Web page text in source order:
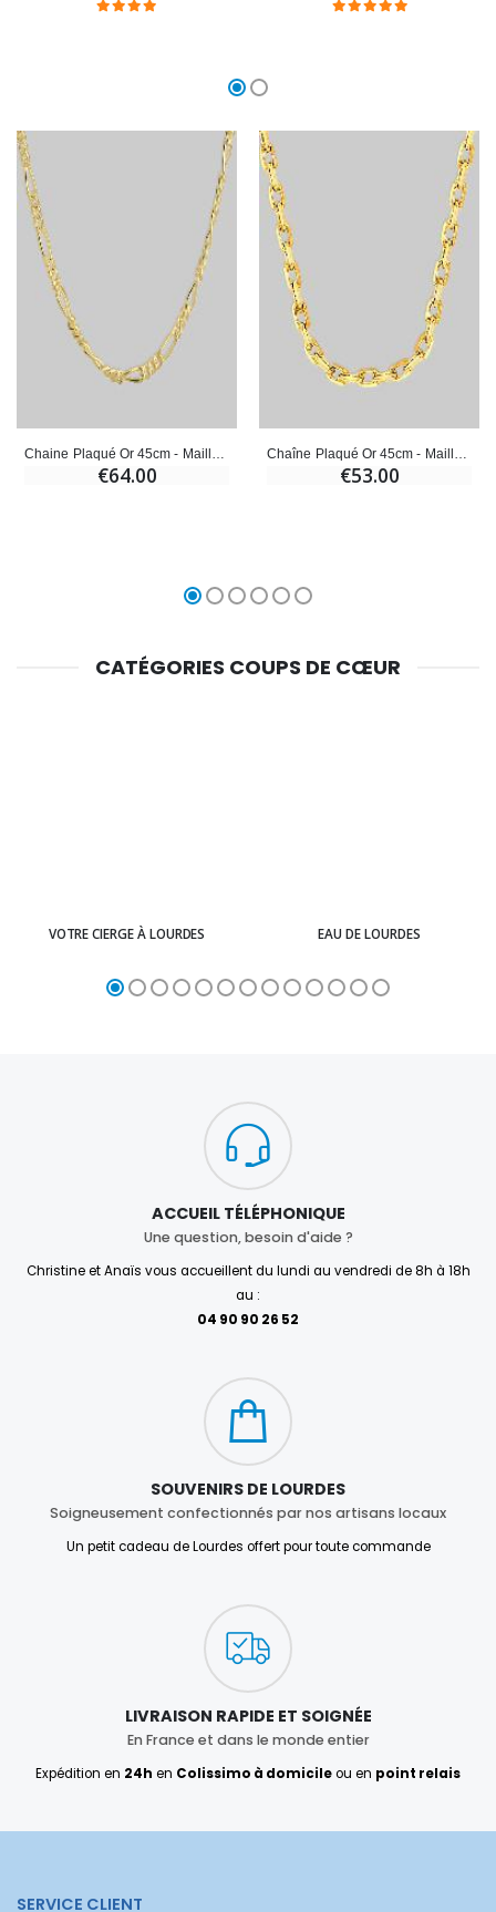
€64.00 €53.00
CATÉGORIES COUPS DE CŒUR
VOTRE CIERGE À LOURDES EAU DE LOURDES
ACCUEIL TÉLÉPHONIQUE
Une question, besoin d'aide ?
Christine et Anaïs vous accueillent du lundi au vendredi de 8h à 18h
au :
04 90 90 26 52
SOUVENIRS DE LOURDES
Soigneusement confectionnés par nos artisans locaux
Un petit cadeau de Lourdes offert pour toute commande
LIVRAISON RAPIDE ET SOIGNÉE
En France et dans le monde entier
Expédition en 24h en Colissimo à domicileou en point relais
SERVICE CLIENT